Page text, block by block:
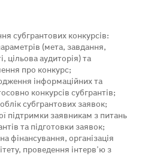
субгрантових конкурсів:
(мета, завдання,
цільова аудиторія) та
про конкурс;
інформаційних та
конкурсів субгрантів;
субгрантових заявок;
підтримки заявникам з питань
та підготовки заявок;
фінансування, організація
проведення інтерв’ю з